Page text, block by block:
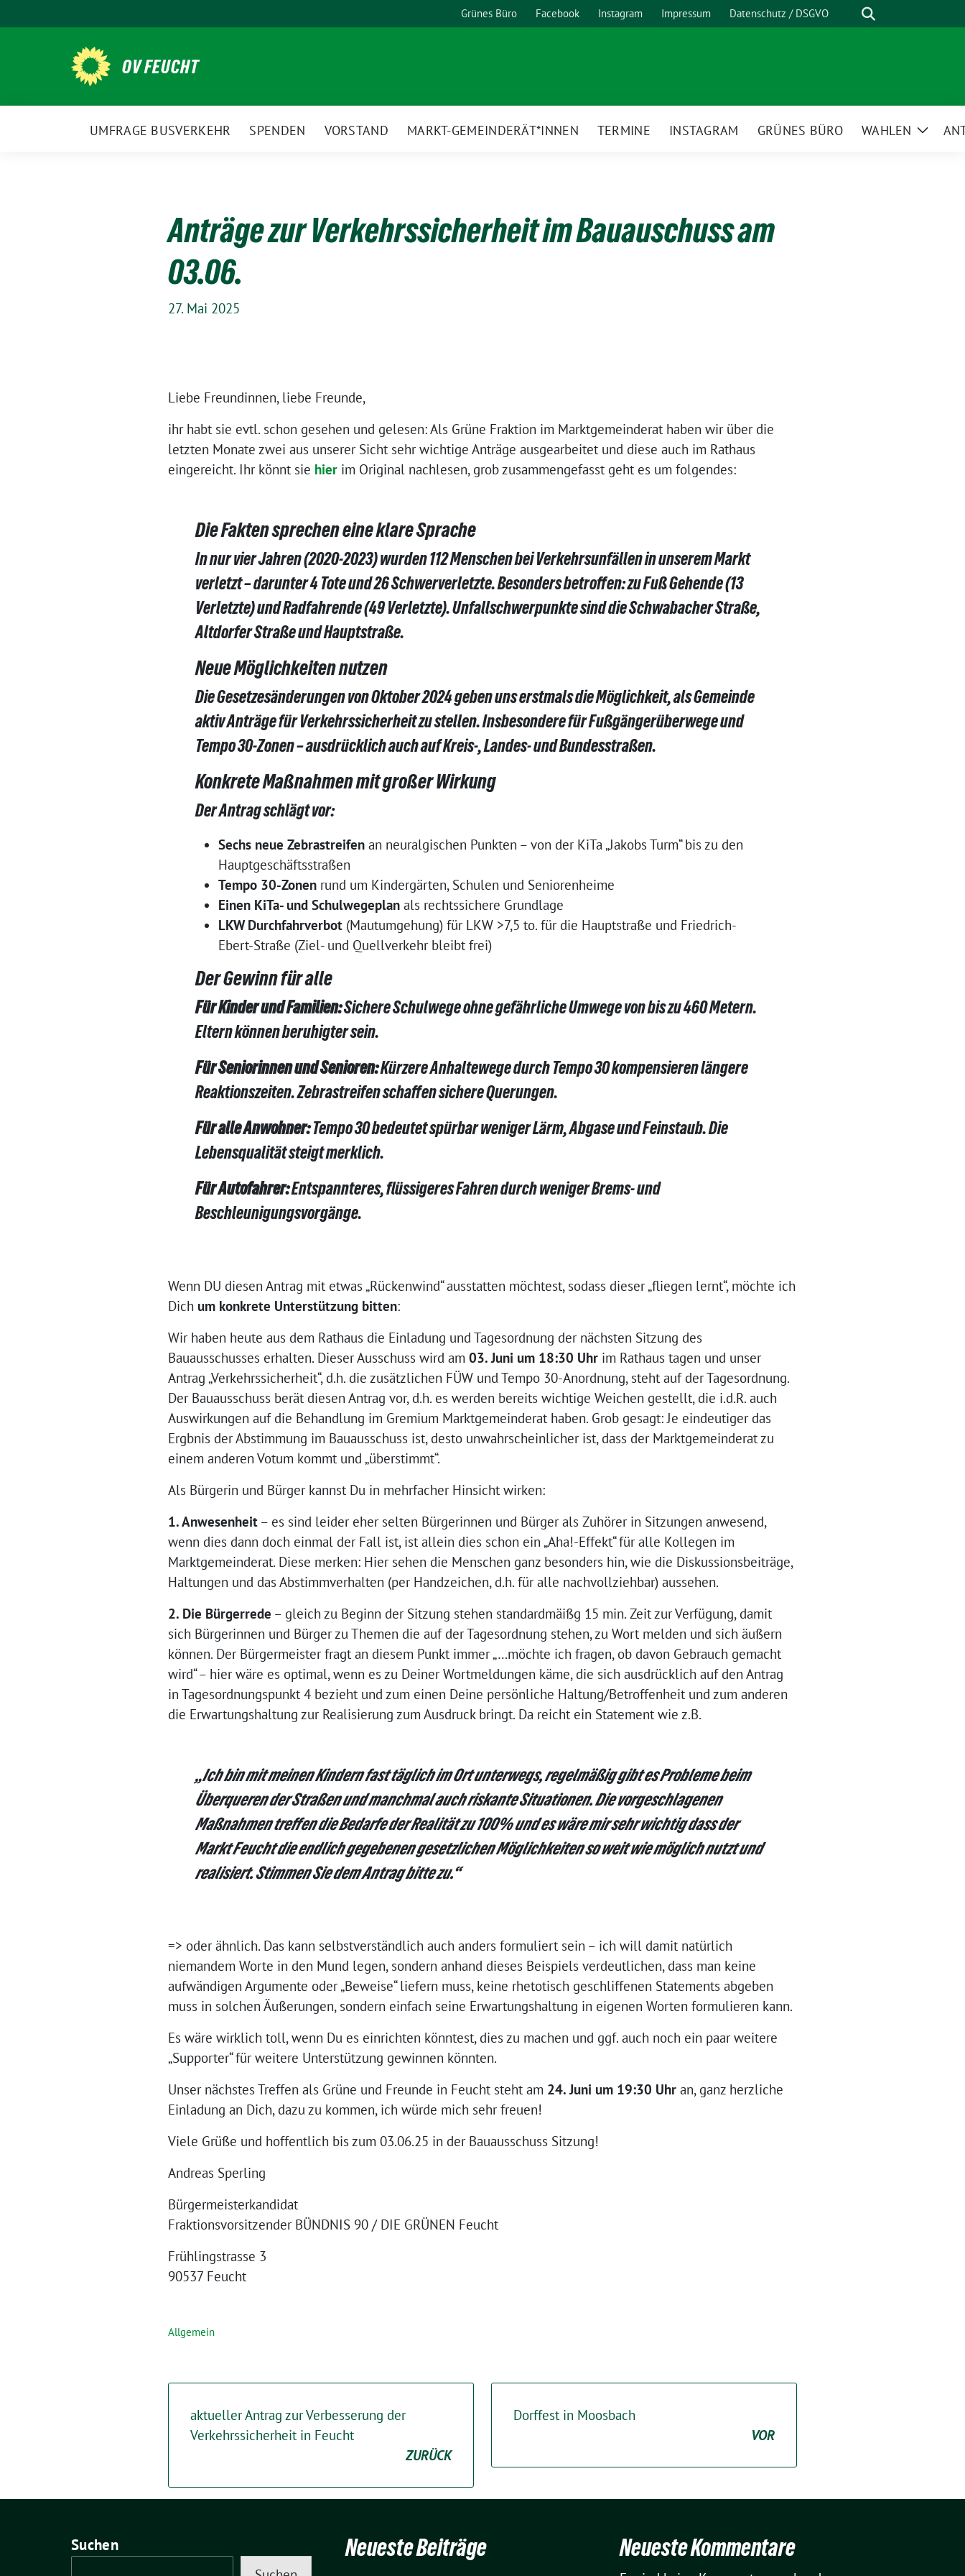
zum
Grünes Büro Facebook Instagram Impressum Datenschutz / DSGVO Suche
OV FEUCHT
UMFRAGE BUSVERKEHR SPENDEN VORSTAND MARKT-GEMEINDERÄT*INNEN TERMINE INSTAGRAM GRÜNES BÜRO WAHLEN
Zeige
Anträge zur Verkehrssicherheit im Bauauschuss am
03.06.
27. Mai 2025
Liebe Freundinnen, liebe Freunde,
ihr habt sie evtl. schon gesehen und gelesen: Als Grüne Fraktion im Marktgemeinderat haben wir über die
letzten Monate zwei aus unserer Sicht sehr wichtige Anträge ausgearbeitet und diese auch im Rathaus
eingereicht. Ihr könnt sie hier im Original nachlesen, grob zusammengefasst geht es um folgendes:
Die Fakten sprechen eine klare Sprache
In nur vier Jahren (2020-2023) wurden 112 Menschen bei Verkehrsunfällen in unserem Markt
verletzt – darunter 4 Tote und 26 Schwerverletzte. Besonders betroffen: zu Fuß Gehende (13
Verletzte) und Radfahrende (49 Verletzte). Unfallschwerpunkte sind die Schwabacher Straße,
Altdorfer Straße und Hauptstraße.
Neue Möglichkeiten nutzen
Die Gesetzesänderungen von Oktober 2024 geben uns erstmals die Möglichkeit, als Gemeinde
aktiv Anträge für Verkehrssicherheit zu stellen. Insbesondere für Fußgängerüberwege und
Tempo 30-Zonen – ausdrücklich auch auf Kreis-, Landes- und Bundesstraßen.
Konkrete Maßnahmen mit großer Wirkung
Der Antrag schlägt vor:
Sechs neue Zebrastreifen an neuralgischen Punkten – von der KiTa „Jakobs Turm“ bis zu den
Hauptgeschäftsstraßen
Tempo 30-Zonen rund um Kindergärten, Schulen und Seniorenheime
Einen KiTa- und Schulwegeplan als rechtssichere Grundlage
LKW Durchfahrverbot (Mautumgehung) für LKW >7,5 to. für die Hauptstraße und Friedrich-
Ebert-Straße (Ziel- und Quellverkehr bleibt frei)
Der Gewinn für alle
Für Kinder und Familien:Sichere Schulwege ohne gefährliche Umwege von bis zu 460 Metern.
Eltern können beruhigter sein.
Für Seniorinnen und Senioren:Kürzere Anhaltewege durch Tempo 30 kompensieren längere
Reaktionszeiten. Zebrastreifen schaffen sichere Querungen.
Für alle Anwohner:Tempo 30 bedeutet spürbar weniger Lärm, Abgase und Feinstaub. Die
Lebensqualität steigt merklich.
Für Autofahrer:Entspannteres, flüssigeres Fahren durch weniger Brems- und
Beschleunigungsvorgänge.
Wenn DU diesen Antrag mit etwas „Rückenwind“ ausstatten möchtest, sodass dieser „fliegen lernt“, möchte ich
Dich um konkrete Unterstützung bitten:
Wir haben heute aus dem Rathaus die Einladung und Tagesordnung der nächsten Sitzung des
Bauausschusses erhalten. Dieser Ausschuss wird am 03. Juni um 18:30 Uhr im Rathaus tagen und unser
Antrag „Verkehrssicherheit“, d.h. die zusätzlichen FÜW und Tempo 30-Anordnung, steht auf der Tagesordnung.
Der Bauausschuss berät diesen Antrag vor, d.h. es werden bereits wichtige Weichen gestellt, die i.d.R. auch
Auswirkungen auf die Behandlung im Gremium Marktgemeinderat haben. Grob gesagt: Je eindeutiger das
Ergbnis der Abstimmung im Bauausschuss ist, desto unwahrscheinlicher ist, dass der Marktgemeinderat zu
einem anderen Votum kommt und „überstimmt“.
Als Bürgerin und Bürger kannst Du in mehrfacher Hinsicht wirken:
1. Anwesenheit – es sind leider eher selten Bürgerinnen und Bürger als Zuhörer in Sitzungen anwesend,
wenn dies dann doch einmal der Fall ist, ist allein dies schon ein „Aha!-Effekt“ für alle Kollegen im
Marktgemeinderat. Diese merken: Hier sehen die Menschen ganz besonders hin, wie die Diskussionsbeiträge,
Haltungen und das Abstimmverhalten (per Handzeichen, d.h. für alle nachvollziehbar) aussehen.
2. Die Bürgerrede – gleich zu Beginn der Sitzung stehen standardmäißg 15 min. Zeit zur Verfügung, damit
sich Bürgerinnen und Bürger zu Themen die auf der Tagesordnung stehen, zu Wort melden und sich äußern
können. Der Bürgermeister fragt an diesem Punkt immer „…möchte ich fragen, ob davon Gebrauch gemacht
wird“ – hier wäre es optimal, wenn es zu Deiner Wortmeldungen käme, die sich ausdrücklich auf den Antrag
in Tagesordnungspunkt 4 bezieht und zum einen Deine persönliche Haltung/Betroffenheit und zum anderen
die Erwartungshaltung zur Realisierung zum Ausdruck bringt. Da reicht ein Statement wie z.B.
„Ich bin mit meinen Kindern fast täglich im Ort unterwegs, regelmäßig gibt es Probleme beim
Überqueren der Straßen und manchmal auch riskante Situationen. Die vorgeschlagenen
Maßnahmen treffen die Bedarfe der Realität zu 100% und es wäre mir sehr wichtig dass der
Markt Feucht die endlich gegebenen gesetzlichen Möglichkeiten so weit wie möglich nutzt und
realisiert. Stimmen Sie dem Antrag bitte zu.“
=> oder ähnlich. Das kann selbstverständlich auch anders formuliert sein – ich will damit natürlich
niemandem Worte in den Mund legen, sondern anhand dieses Beispiels verdeutlichen, dass man keine
aufwändigen Argumente oder „Beweise“ liefern muss, keine rhetotisch geschliffenen Statements abgeben
muss in solchen Äußerungen, sondern einfach seine Erwartungshaltung in eigenen Worten formulieren kann.
Es wäre wirklich toll, wenn Du es einrichten könntest, dies zu machen und ggf. auch noch ein paar weitere
„Supporter“ für weitere Unterstützung gewinnen könnten.
Unser nächstes Treffen als Grüne und Freunde in Feucht steht am 24. Juni um 19:30 Uhr an, ganz herzliche
Einladung an Dich, dazu zu kommen, ich würde mich sehr freuen!
Viele Grüße und hoffentlich bis zum 03.06.25 in der Bauausschuss Sitzung!
Andreas Sperling
Bürgermeisterkandidat
Fraktionsvorsitzender BÜNDNIS 90 / DIE GRÜNEN Feucht
Frühlingstrasse 3
90537 Feucht
Allgemein
aktueller Antrag zur Verbesserung der
Verkehrssicherheit in Feucht
ZURÜCK
Dorffest in Moosbach
VOR
Suchen Neueste Beiträge Neueste Kommentare